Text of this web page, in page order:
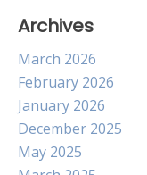
Archives
March 2026
February 2026
January 2026
December 2025
May 2025